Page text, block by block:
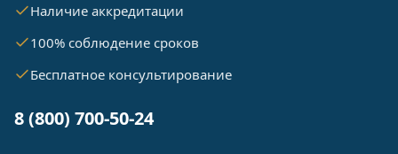
Наличие аккредитации
100% соблюдение сроков
Бесплатное консультирование
8 (800) 700-50-24